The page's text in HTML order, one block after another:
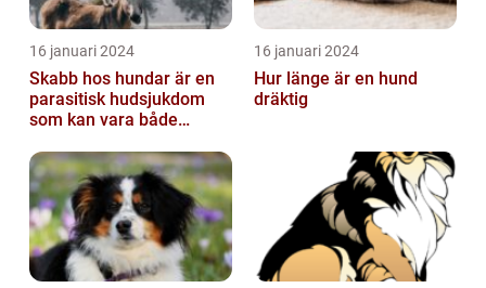
16 januari 2024
Skabb hos hundar är en
parasitisk hudsjukdom
som kan vara både
för våra fy...
16 januari 2024
Hur länge är en hund
dräktig